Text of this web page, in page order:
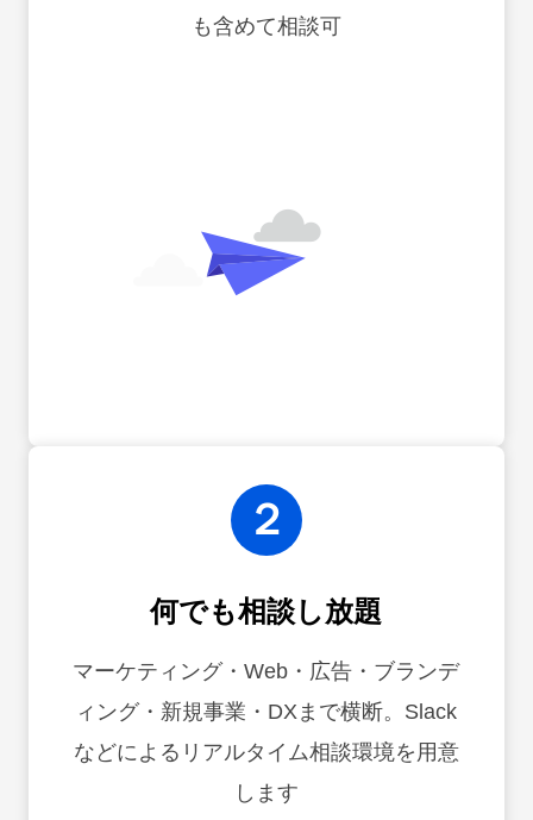
も含めて相談可
２
何でも相談し放題
マーケティング・Web・広告・ブランデ
ィング・新規事業・DXまで横断。Slack
などによるリアルタイム相談環境を用意
します